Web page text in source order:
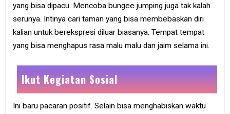
yang bisa dipacu. Mencoba bungee jumping juga tak kalah
serunya. Intinya cari taman yang bisa membebaskan diri
kalian untuk berekspresi diluar biasanya. Tempat tempat
yang bisa menghapus rasa malu malu dan jaim selama ini.
Ikut Kegiatan Sosial
Ini baru pacaran positif. Selain bisa menghabiskan waktu